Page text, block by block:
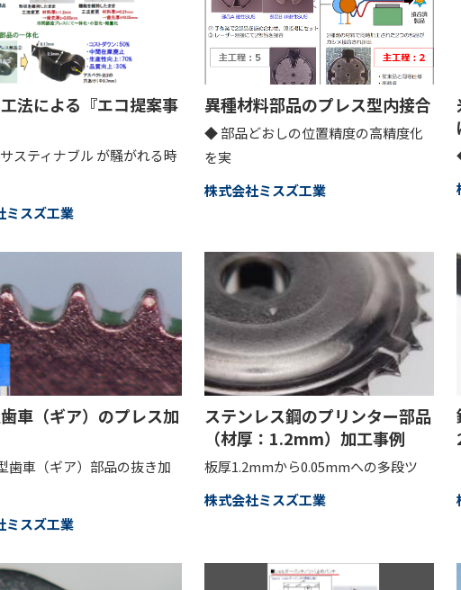
法による『エコ提案事
スティナブル が騒がれる時
ミスズ工業
異種材料部品のプレス型内接合
◆ 部品どおしの位置精度の高精度化
を実
株式会社ミスズ工業
車（ギア）のプレス加
歯車（ギア）部品の抜き加
ミスズ工業
ステンレス鋼のプリンター部品
（材厚：1.2mm）加工事例
板厚1.2mmから0.05mmへの多段ツ
株式会社ミスズ工業